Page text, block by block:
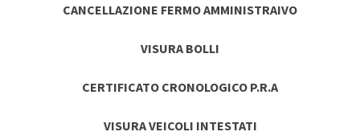
CANCELLAZIONE FERMO AMMINISTRAIVO
VISURA BOLLI
CERTIFICATO CRONOLOGICO P.R.A
VISURA VEICOLI INTESTATI